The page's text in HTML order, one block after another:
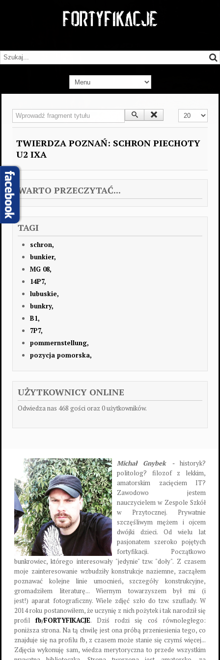
Wprowadź fragment tytułu Pokaż #
TWIERDZA POZNAŃ: SCHRON PIECHOTY
U2 IXA
WARTO PRZECZYTAĆ...
TAGI
schron,
bunkier,
MG 08,
14P7,
lubuskie,
bunkry,
B1,
7P7,
pommernstellung,
pozycja pomorska,
UŻYTKOWNICY ONLINE
Odwiedza nas 468 gości oraz 0 użytkowników.
Michał Gnybek - historyk?
politolog? filozof z lekkim,
amatorskim zacięciem IT?
Zawodowo jestem
nauczycielem w Zespole Szkół
w Przytocznej. Prywatnie
szczęśliwym mężem i ojcem
dwójki dzieci. Od wielu lat
pasjonatem szeroko pojętych
fortyfikacji. Początkowo
bunkrowiec, którego interesowały "jedynie" tzw. "doły". Z czasem
moje zainteresowanie wzbudziły konstrukcje naziemne, zacząłem
poznawać kolejne linie umocnień, szczegóły konstrukcyjne,
gromadziłem literaturę... Wiernym towarzyszem był mi (i
jest!) aparat fotograficzny. Wiele zdjęć szło do tzw. szuflady. W
2014 roku postanowiłem, że uczynię z nich pożytek i tak narodził się
profil fb/FORTYFIKACJE. Dziś rodzi się coś równoległego:
poniższa strona. Na tą chwilę jest ona próbą przeniesienia tego, co
znajduje się na profilu fb, z czasem może stanie się czymś więcej...
Zdjęcia wykonuję sam, wiedza merytoryczna to przede wszystkim